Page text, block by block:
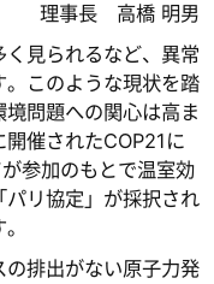
理事長 高橋 明男
見られるなど、異常
このような現状を踏
問題への関心は高ま
催されたCOP21に
参加のもとで温室効
リ協定」が採択され
排出がない原子力発